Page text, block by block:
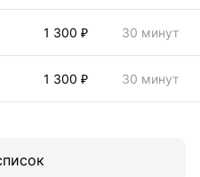
1 300 ₽ 30 минут
1 300 ₽ 30 минут